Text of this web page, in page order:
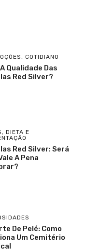
, COTIDIANO
Qualidade Das
Red Silver?
, DIETA E
Red Silver: Será
A Pena
De Pelé: Como
Um Cemitério